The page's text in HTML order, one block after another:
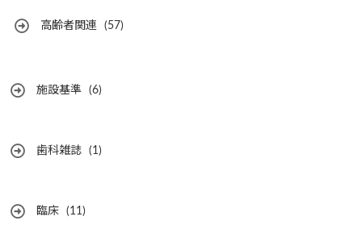
高齢者関連 (57)
施設基準 (6)
歯科雑誌 (1)
臨床 (11)